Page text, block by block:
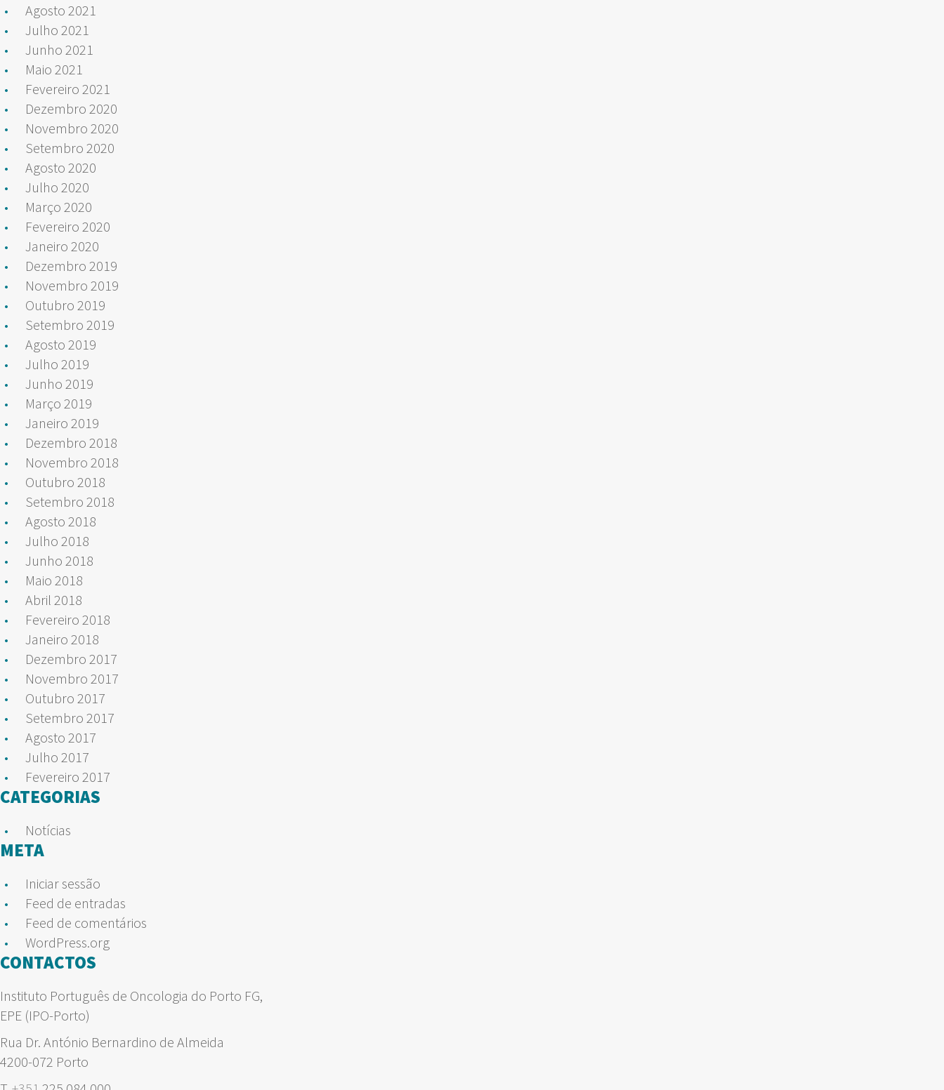
Agosto 2021
Julho 2021
Junho 2021
Maio 2021
Fevereiro 2021
Dezembro 2020
Novembro 2020
Setembro 2020
Agosto 2020
Julho 2020
Março 2020
Fevereiro 2020
Janeiro 2020
Dezembro 2019
Novembro 2019
Outubro 2019
Setembro 2019
Agosto 2019
Julho 2019
Junho 2019
Março 2019
Janeiro 2019
Dezembro 2018
Novembro 2018
Outubro 2018
Setembro 2018
Agosto 2018
Julho 2018
Junho 2018
Maio 2018
Abril 2018
Fevereiro 2018
Janeiro 2018
Dezembro 2017
Novembro 2017
Outubro 2017
Setembro 2017
Agosto 2017
Julho 2017
Fevereiro 2017
CATEGORIAS
Notícias
META
Iniciar sessão
Feed de entradas
Feed de comentários
WordPress.org
CONTACTOS
Instituto Português de Oncologia do Porto FG,
EPE (IPO-Porto)
Rua Dr. António Bernardino de Almeida
4200-072 Porto